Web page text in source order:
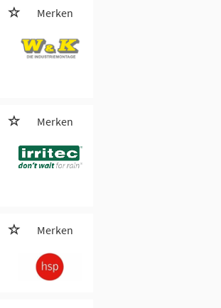
Merken
Merken
Merken